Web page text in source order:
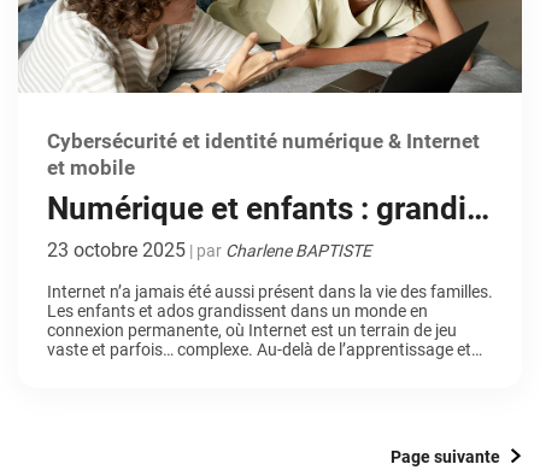
Cybersécurité et identité numérique & Internet
et mobile
Numérique et enfants : grandir
sereinement sur Internet avec
le contrôle parental
23 octobre 2025 | par Charlene BAPTISTE
Internet n’a jamais été aussi présent dans la vie des familles.
Les enfants et ados grandissent dans un monde en
connexion permanente, où Internet est un terrain de jeu
vaste et parfois… complexe. Au-delà de l’apprentissage et
Page suivante